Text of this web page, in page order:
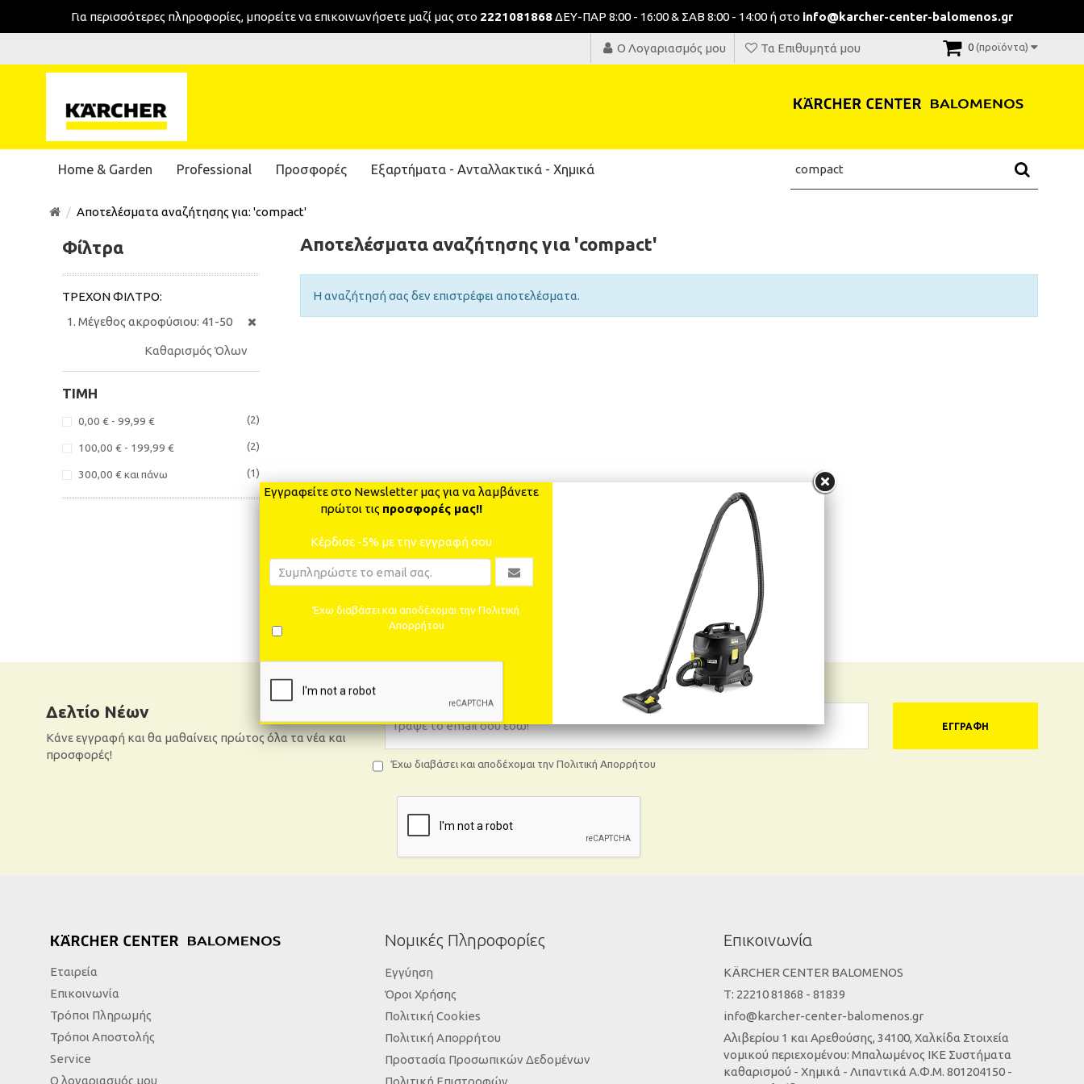
Για περισσότερες πληροφορίες, μπορείτε να επικοινωνήσeτε μαζί μας στο 2221081868ΔΕΥ-ΠΑΡ 8:00 - 16:00 & ΣΑΒ 8:00 - 14:00 ή στο info@karcher-center-balomenos.gr
Ο Λογαριασμός μου Τα Επιθυμητά μου 0 (προϊόντα)
Home & Garden Professional Προσφορές Εξαρτήματα - Ανταλλακτικά - Χημικά
Αποτελέσματα αναζήτησης για: 'compact'
Φίλτρα
ΤΡΈΧΟΝ ΦΊΛΤΡΟ:
Μέγεθος ακροφύσιου: 41-50
Καθαρισμός Όλων
ΤΙΜΉ
0,00 € - 99,99 € (2)
100,00 € - 199,99 € (2)
300,00 € και πάνω (1)
Αποτελέσματα αναζήτησης για 'compact'
Η αναζήτησή σας δεν επιστρέφει αποτελέσματα.
Δελτίο Νέων
Κάνε εγγραφή και θα μαθαίνεις πρώτος όλα τα νέα και
προσφορές!
ΕΓΓΡΑΦΉ
Έχω διαβάσει και αποδέχομαι την Πολιτική Απορρήτου
Εταιρεία
Επικοινωνία
Τρόποι Πληρωμής
Τρόποι Αποστολής
Service
Ο λογαριασμός μου
Νομικές Πληροφορίες
Εγγύηση
Όροι Χρήσης
Πολιτική Cookies
Πολιτική Απορρήτου
Προστασία Προσωπικών Δεδομένων
Πολιτική Επιστροφών
Επικοινωνία
KÄRCHER CENTER BALOMENOS
Τ: 22210 81868 - 81839
info@karcher-center-balomenos.gr
Αλιβερίου 1 και Αρεθούσης, 34100, Χαλκίδα Στοιχεία
νομικού περιεχομένου: Μπαλωμένος ΙΚΕ Συστήματα
καθαρισμού - Χημικά - Λιπαντικά Α.Φ.Μ. 801204150 -
Εγγραφείτε στο Newsletter μας για να λαμβάνετε
πρώτοι τις προσφορές μας!!
Κέρδισε -5% με την εγγραφή σου
Έχω διαβάσει και αποδέχομαι την Πολιτική
Απορρήτου